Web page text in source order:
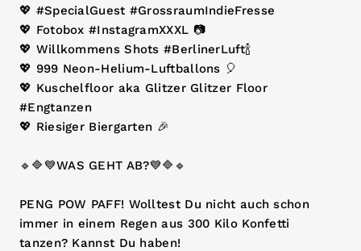
💖 #SpecialGuest #GrossraumIndieFresse
💖 Fotobox #InstagramXXXL 📷
💖 Willkommens Shots #BerlinerLuft🍾
💖 999 Neon-Helium-Luftballons 🎈
💖 Kuschelfloor aka Glitzer Glitzer Floor
#Engtanzen
💖 Riesiger Biergarten 🎉
🔹🔷💙WAS GEHT AB?💙🔷🔹
PENG POW PAFF! Wolltest Du nicht auch schon
immer in einem Regen aus 300 Kilo Konfetti
tanzen? Kannst Du haben!